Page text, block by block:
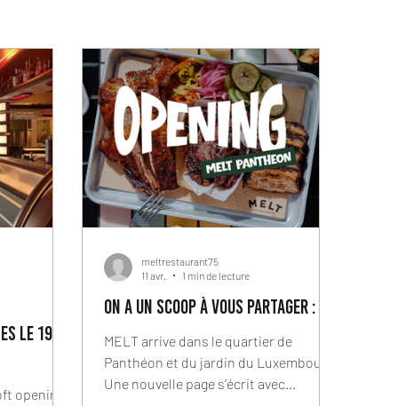
le 19
opening,
ON A UN SCOOP À VOUS PARTAGER :
MELT arrive dans le quartier de
Panthéon et du jardin du Luxembourg!
Une nouvelle page s’écrit avec
meltrestaurant75
11 avr.
1 min de lecture